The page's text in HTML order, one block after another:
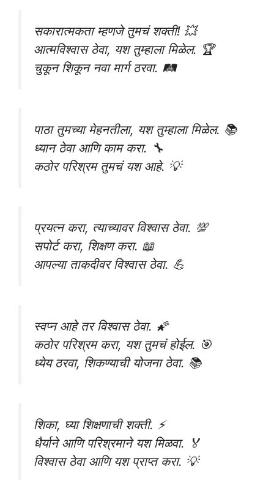
सकारात्मकता म्हणजे तुमचं शक्ती! 💥
आत्मविश्वास ठेवा, यश तुम्हाला मिळेल. 🏆
चुकून शिकून नवा मार्ग ठरवा. 🛤️
पाठा तुमच्या मेहनतीला, यश तुम्हाला मिळेल. 📚
ध्यान ठेवा आणि काम करा. 🔧
कठोर परिश्रम तुमचं यश आहे. 💡
प्रयत्न करा, त्याच्यावर विश्वास ठेवा. 💯
सपोर्ट करा, शिक्षण करा. 📖
आपल्या ताकदीवर विश्वास ठेवा. 💪
स्वप्न आहे तर विश्वास ठेवा. 🌠
कठोर परिश्रम करा, यश तुमचं होईल. 🎯
ध्येय ठरवा, शिकण्याची योजना ठेवा. 📚
शिका, घ्या शिक्षणाची शक्ती. ⚡
धैर्याने आणि परिश्रमाने यश मिळवा. 🏅
विश्वास ठेवा आणि यश प्राप्त करा. 💡